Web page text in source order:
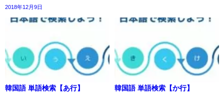
2018年12月9日
韓国語 単語検索【あ行】 韓国語 単語検索【か行】